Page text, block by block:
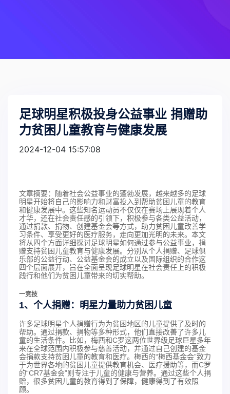
足球明星积极投身公益事业 捐赠助
力贫困儿童教育与健康发展
2024-12-04 15:57:08
文章摘要：随着社会公益事业的蓬勃发展，越来越多的足球
明星开始将自己的影响力和财富投入到帮助贫困儿童的教育
和健康发展中。这些知名运动员不仅仅在赛场上展现着个人
才华，还在社会责任感的引领下，积极参与各类公益活动，
通过捐款、捐物、创建基金会等方式，助力贫困儿童改善学
习条件、享受更好的医疗服务，走向更加光明的未来。本文
将从四个方面详细探讨足球明星如何通过参与公益事业，捐
赠支持贫困儿童教育与健康发展。分别从个人捐赠、足球俱
乐部的公益行动、公益基金会的成立以及国际组织的合作这
四个层面展开，旨在全面呈现足球明星在社会责任上的积极
践行和他们为贫困儿童带来的切实帮助。
一竞技
1、个人捐赠：明星力量助力贫困儿童
许多足球明星个人捐赠行为为贫困地区的儿童提供了及时的
帮助。通过捐款、捐物等多种形式，他们直接改善了许多儿
童的生活条件。比如，梅西和C罗这两位世界级足球巨星多年
来在全球范围内积极参与慈善活动，并通过自己创建的基金
会捐款支持贫困儿童的教育和医疗。梅西的“梅西基金会”致力
于为世界各地的贫困儿童提供教育机会、医疗援助等，而C罗
的“CR7基金会”则专注于儿童的健康与营养。通过这些个人捐
赠，很多贫困儿童的教育得到了保障，健康得到了有效照
顾。